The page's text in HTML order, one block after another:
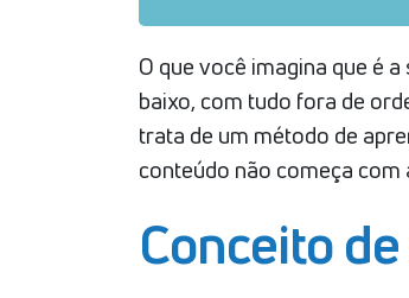
O que você imagina que é
baixo, com tudo fora de
trata de um método de
conteúdo não começa
Conceito